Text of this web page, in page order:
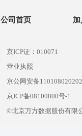
公司首页 加
京ICP证：010071
营业执照
京公网安备
京ICP备08100800号-1
©北京万方数据股份有限